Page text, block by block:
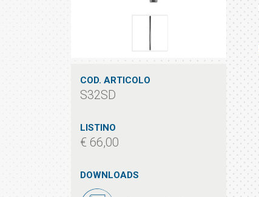
COD. ARTICOLO
S32SD
LISTINO
€ 66,00
DOWNLOADS